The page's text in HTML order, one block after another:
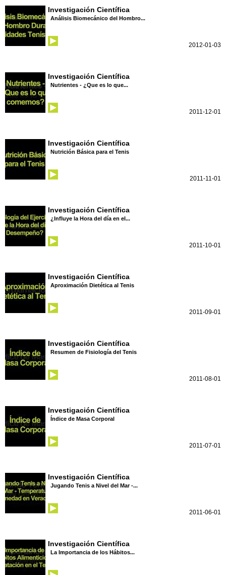
Investigación Científica
Análisis Biomecánico del Hombro...
2012-01-03
Investigación Científica
Nutrientes - ¿Que es lo que...
2011-12-01
Investigación Científica
Nutrición Básica para el Tenis
2011-11-01
Investigación Científica
¿Influye la Hora del día en el...
2011-10-01
Investigación Científica
Aproximación Dietética al Tenis
2011-09-01
Investigación Científica
Resumen de Fisiología del Tenis
2011-08-01
Investigación Científica
Índice de Masa Corporal
2011-07-01
Investigación Científica
Jugando Tenis a Nivel del Mar -...
2011-06-01
Investigación Científica
La Importancia de los Hábitos...